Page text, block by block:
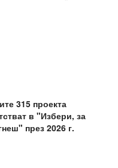
315 проекта
в "Избери, за
през 2026 г.